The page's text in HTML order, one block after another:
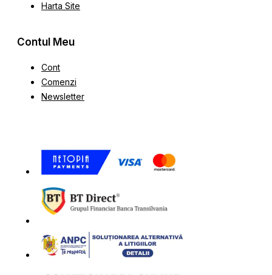
Harta Site
Contul Meu
Cont
Comenzi
Newsletter